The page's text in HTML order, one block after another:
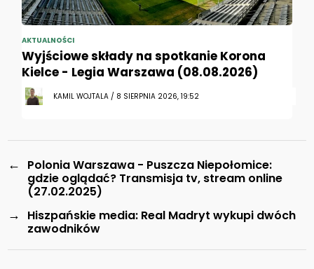
AKTUALNOŚCI
Wyjściowe składy na spotkanie Korona
Kielce - Legia Warszawa (08.08.2026)
KAMIL WOJTALA / 8 SIERPNIA 2026, 19:52
←
Polonia Warszawa - Puszcza Niepołomice:
gdzie oglądać? Transmisja tv, stream online
(27.02.2025)
→
Hiszpańskie media: Real Madryt wykupi dwóch
zawodników